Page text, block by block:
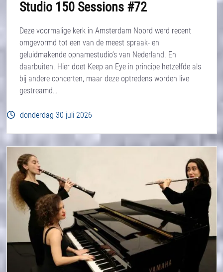
Studio 150 Sessions #72
Deze voormalige kerk in Amsterdam Noord werd recent
omgevormd tot een van de meest spraak- en
geluidmakende opnamestudio’s van Nederland. En
daarbuiten. Hier doet Keep an Eye in principe hetzelfde als
bij andere concerten, maar deze optredens worden live
gestreamd…
donderdag 30 juli 2026